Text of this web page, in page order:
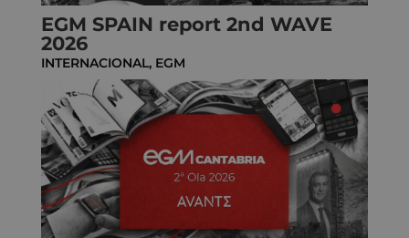
EGM SPAIN report 2nd WAVE
2026
INTERNACIONAL, EGM